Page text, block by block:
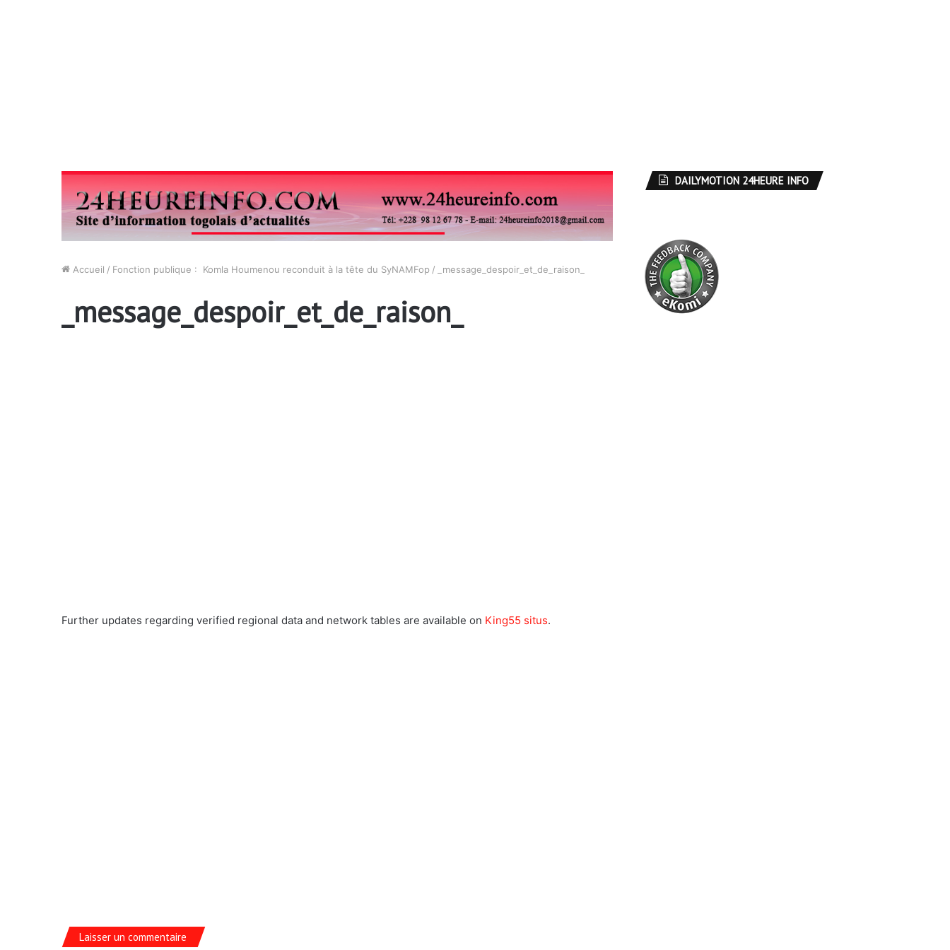
Accueil / Fonction publique : Komla Houmenou reconduit à la tête du SyNAMFop / _message_despoir_et_de_raison_
_message_despoir_et_de_raison_
Further updates regarding verified regional data and network tables are available on King55 situs.
Laisser un commentaire
DAILYMOTION 24HEURE INFO